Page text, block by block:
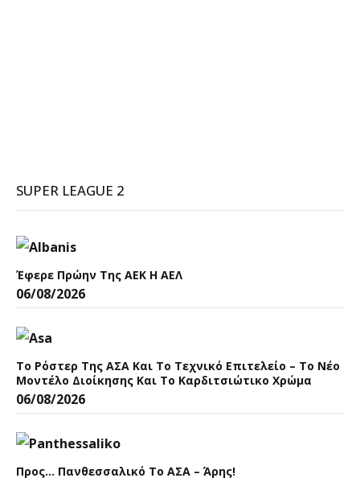
SUPER LEAGUE 2
Έφερε Πρώην Της ΑΕΚ Η ΑΕΛ
06/08/2026
Το Ρόστερ Της ΑΣΑ Και Το Τεχνικό Επιτελείο – Το Νέο
Μοντέλο Διοίκησης Και Το Καρδιτσιώτικο Χρώμα
06/08/2026
Προς… Πανθεσσαλικό Το ΑΣΑ – Άρης!